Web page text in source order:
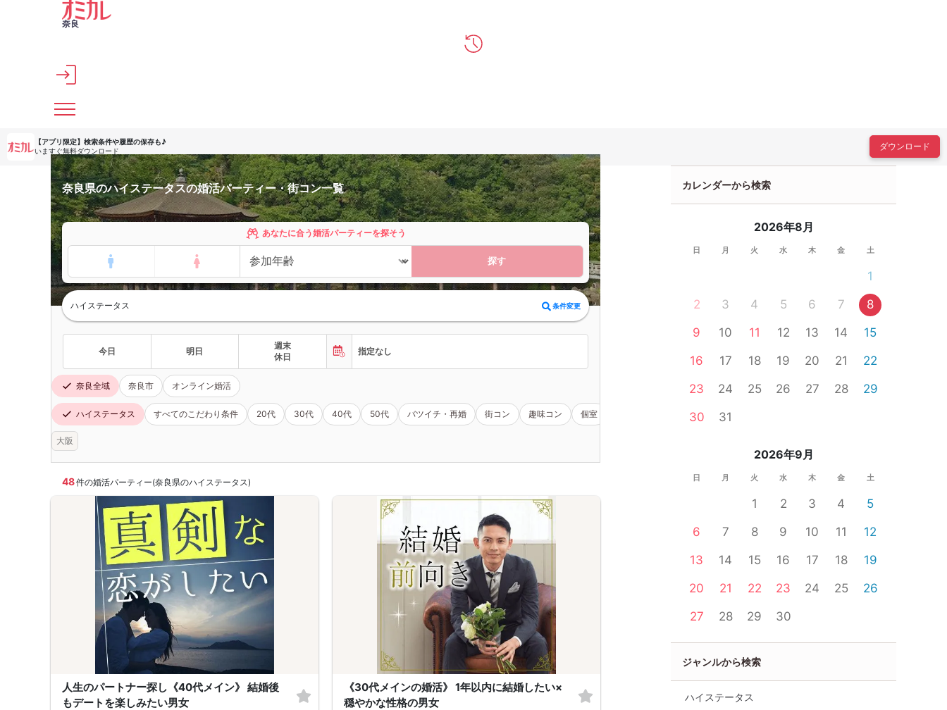
メインコンテンツへスキップ
奈良
【アプリ限定】 検索条件や履歴の保存も♪
いますぐ無料ダウンロード
ダウンロード
奈良県のハイステータスの婚活パーティー・街コン一覧
あなたに合う婚活パーティーを探そう
探す
ハイステータス 条件変更
今日 明日
週末
休日
指定なし
奈良全域 奈良市 オンライン婚活
ハイステータス すべてのこだわり条件 20代 30代 40代 50代 バツイチ・再婚 街コン 趣味コン 個室 オンライン婚活
大阪
48件の婚活パーティー(奈良県のハイステータス)
人生のパートナー探し《40代メイン》 結婚後
もデートを楽しみたい男女
《30代メインの婚活》 1年以内に結婚したい×
穏やかな性格の男女
カレンダーから検索
2026年8月
日 月 火 水 木 金 土
1
2
3 4 5 6 7
8
9
10 11 12 13 14
15
16
17 18 19 20 21
22
23
24 25 26 27 28
29
30
31
2026年9月
日 月 火 水 木 金 土
1 2 3 4
5
6
7 8 9 10 11
12
13
14 15 16 17 18
19
20
21 22 23 24 25
26
27
28 29 30
ジャンルから検索
ハイステータス